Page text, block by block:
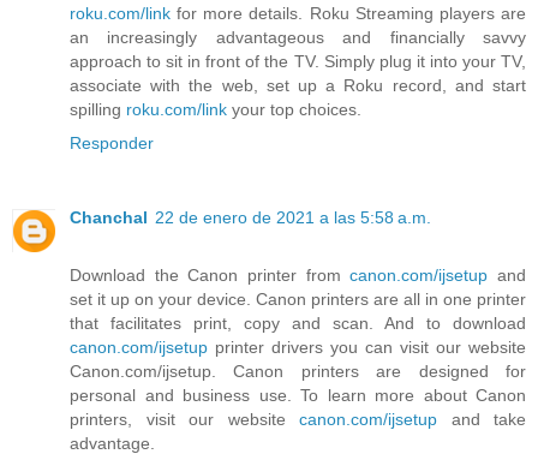
roku.com/link for more details. Roku Streaming players are
an increasingly advantageous and financially savvy
approach to sit in front of the TV. Simply plug it into your TV,
associate with the web, set up a Roku record, and start
spilling roku.com/link your top choices.
Responder
Chanchal 22 de enero de 2021 a las 5:58 a.m.
Download the Canon printer fromcanon.com/ijsetup and
set it up on your device. Canon printers are all in one printer
that facilitates print, copy and scan. And to download
canon.com/ijsetup printer drivers you can visit our website
Canon.com/ijsetup. Canon printers are designed for
personal and business use. To learn more about Canon
printers, visit our website canon.com/ijsetup and take
advantage.